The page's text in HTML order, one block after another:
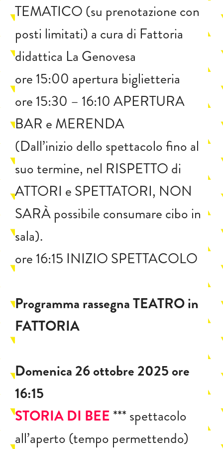
TEMATICO (su prenotazione con
posti limitati) a cura di Fattoria
didattica La Genovesa
ore 15:00 apertura biglietteria
ore 15:30 – 16:10 APERTURA
BAR e MERENDA
(Dall’inizio dello spettacolo fino al
suo termine, nel RISPETTO di
ATTORI e SPETTATORI, NON
SARÀ possibile consumare cibo in
sala).
ore 16:15 INIZIO SPETTACOLO
Programma rassegna TEATRO in
FATTORIA
Domenica 26 ottobre 2025 ore
16:15
STORIA DI BEE *** spettacolo
all’aperto (tempo permettendo)